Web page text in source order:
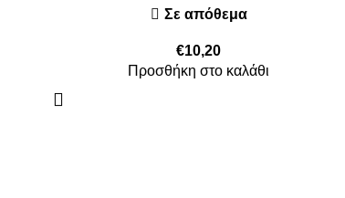
Σε απόθεμα
€10,20
Προσθήκη στο καλάθι